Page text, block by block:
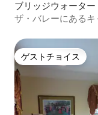
ブリッジウォータ
ザ・バレーにある
ゲストチョイス
ゲストチョイス